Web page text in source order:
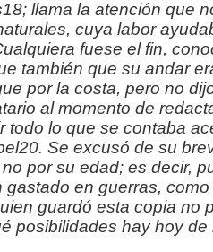
llama la atención que
, cuya labor
fuese el fin,
también que su andar
por la costa, pero no
al momento de
todo lo que se contaba
Se excusó de su
por su edad; es decir,
gastado en guerras,
guardó esta copia no
posibilidades hay hoy de